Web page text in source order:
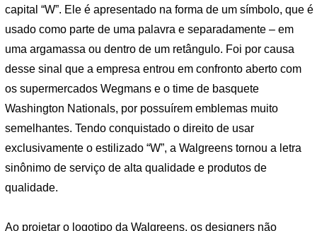
capital “W”. Ele é apresentado na forma de um símbolo, que é
usado como parte de uma palavra e separadamente – em
uma argamassa ou dentro de um retângulo. Foi por causa
desse sinal que a empresa entrou em confronto aberto com
os supermercados Wegmans e o time de basquete
Washington Nationals, por possuírem emblemas muito
semelhantes. Tendo conquistado o direito de usar
exclusivamente o estilizado “W”, a Walgreens tornou a letra
sinônimo de serviço de alta qualidade e produtos de
qualidade.
Ao projetar o logotipo da Walgreens, os designers não